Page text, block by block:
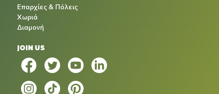
Επαρχίες & Πόλεις
Χωριά
Διαμονή
JOIN US